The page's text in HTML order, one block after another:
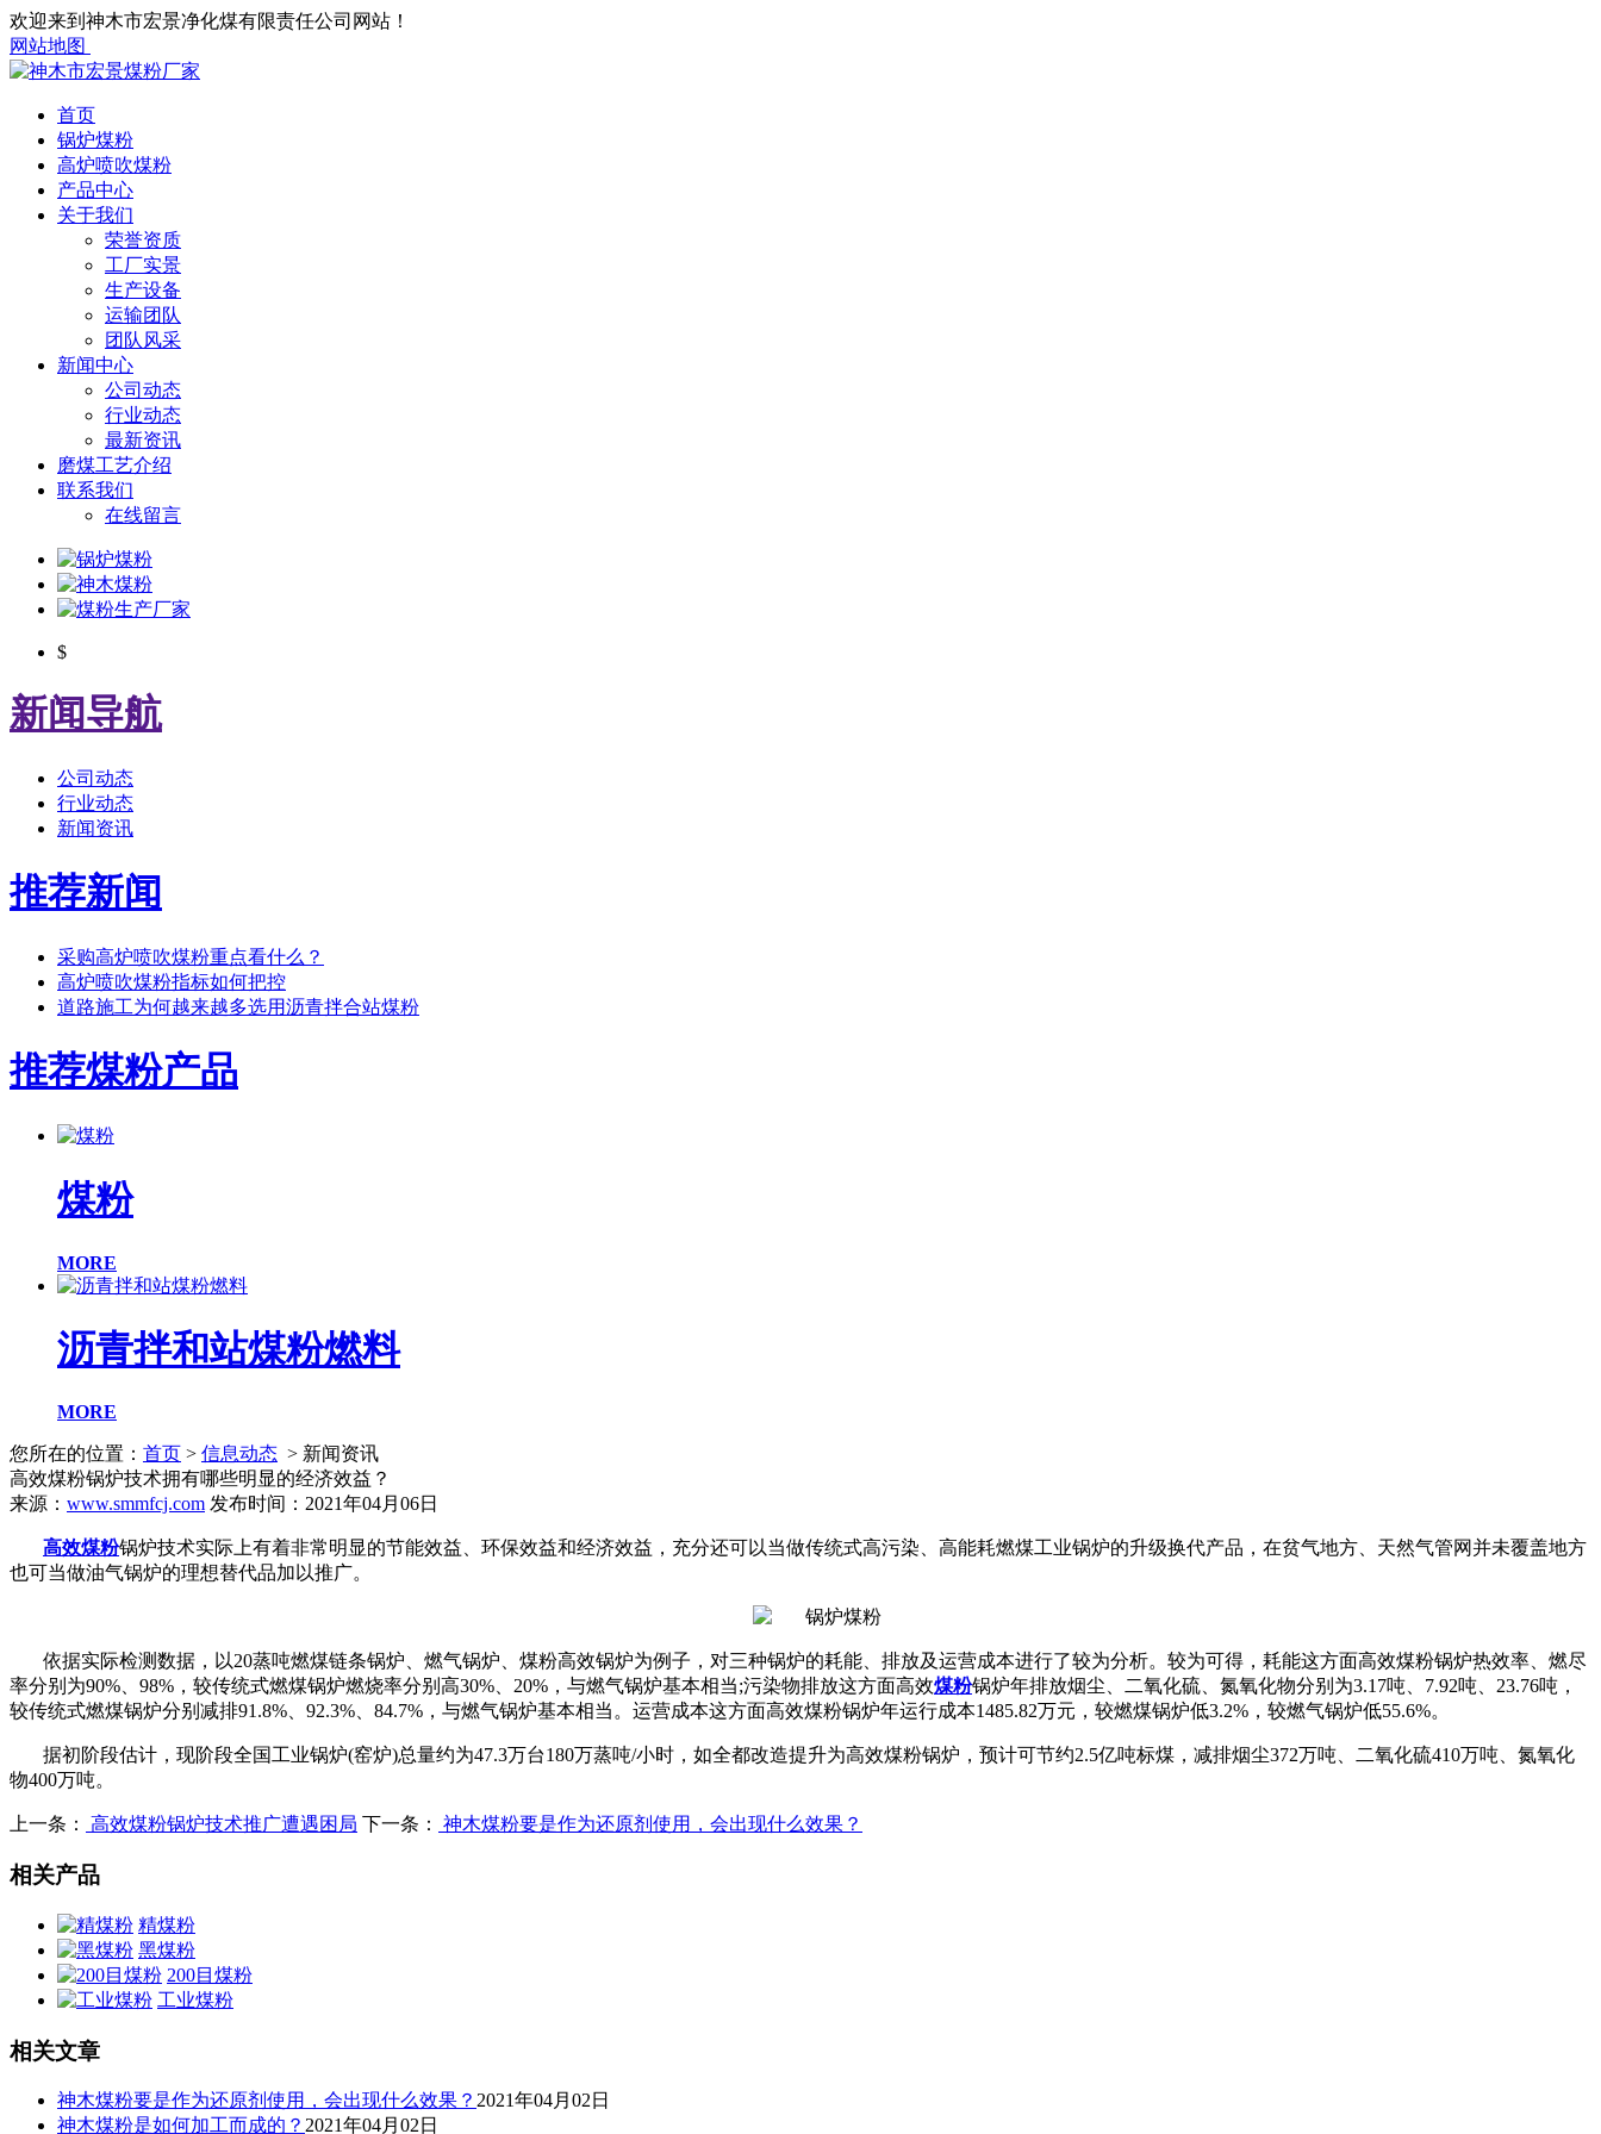
欢迎来到神木市宏景净化煤有限责任公司网站！
网站地图
首页
锅炉煤粉
高炉喷吹煤粉
产品中心
关于我们
荣誉资质
工厂实景
生产设备
运输团队
团队风采
新闻中心
公司动态
行业动态
最新资讯
磨煤工艺介绍
联系我们
在线留言
$
新闻导航
公司动态
行业动态
新闻资讯
推荐新闻
采购高炉喷吹煤粉重点看什么？
高炉喷吹煤粉指标如何把控
道路施工为何越来越多选用沥青拌合站煤粉
推荐煤粉产品
煤粉
MORE
沥青拌和站煤粉燃料
MORE
您所在的位置： 首页 > 信息动态 > 新闻资讯
高效煤粉锅炉技术拥有哪些明显的经济效益？
来源： www.smmfcj.com 发布时间：2021年04月06日
高效煤粉锅炉技术实际上有着非常明显的节能效益、环保效益和经济效益，充分还可以当做传统式高污染、高能耗燃煤工业锅炉的升级换代产品，在贫气地方、天然气管网并未覆盖地方
也可当做油气锅炉的理想替代品加以推广。
依据实际检测数据，以20蒸吨燃煤链条锅炉、燃气锅炉、煤粉高效锅炉为例子，对三种锅炉的耗能、排放及运营成本进行了较为分析。较为可得，耗能这方面高效煤粉锅炉热效率、燃尽
率分别为90% 98% ，较传统式燃煤锅炉燃烧率分别高30% 20% ，与燃气锅炉基本相当;污染物排放这方面高效煤粉锅炉年排放烟尘、二氧化硫、氮氧化物分别为3.17吨、 7.92吨、 23.76吨，
较传统式燃煤锅炉分别减排91.8% 92.3% 84.7% ，与燃气锅炉基本相当。运营成本这方面高效煤粉锅炉年运行成本1485.82万元，较燃煤锅炉低3.2% ，较燃气锅炉低55.6%。
据初阶段估计，现阶段全国工业锅炉(窑炉)总量约为47.3万台180万蒸吨/小时，如全都改造提升为高效煤粉锅炉，预计可节约2.5亿吨标煤，减排烟尘372万吨、二氧化硫410万吨、氮氧化
物400万吨。
上一条： 高效煤粉锅炉技术推广遭遇困局 下一条： 神木煤粉要是作为还原剂使用，会出现什么效果？
相关产品
精煤粉
黑煤粉
200目煤粉
工业煤粉
相关文章
神木煤粉要是作为还原剂使用，会出现什么效果？ 2021年04月02日
神木煤粉是如何加工而成的？ 2021年04月02日